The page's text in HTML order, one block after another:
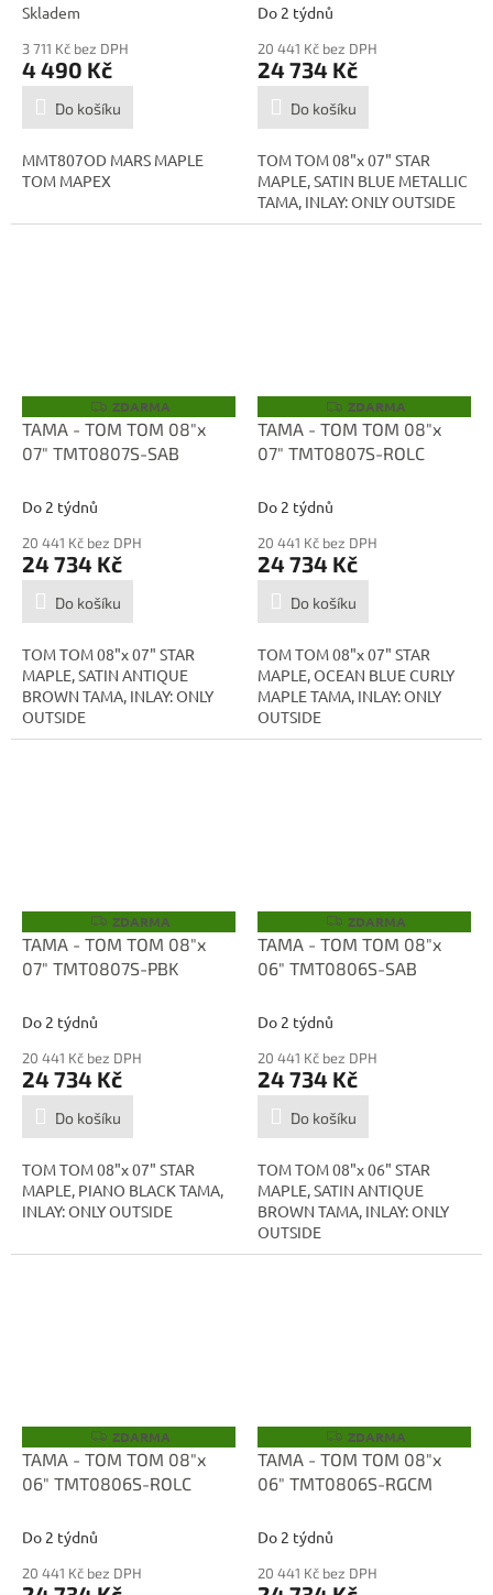
Skladem
3 711 Kč bez DPH
4 490 Kč
Do košíku
MMT807OD MARS MAPLE
TOM MAPEX
Do 2 týdnů
20 441 Kč bez DPH
24 734 Kč
Do košíku
TOM TOM 08"x 07" STAR
MAPLE, SATIN BLUE METALLIC
TAMA, INLAY: ONLY OUTSIDE
Z
D
A
R
ZDARMA
TAMA - TOM TOM 08"x
07" TMT0807S-SAB
Do 2 týdnů
20 441 Kč bez DPH
24 734 Kč
Do košíku
TOM TOM 08"x 07" STAR
MAPLE, SATIN ANTIQUE
BROWN TAMA, INLAY: ONLY
OUTSIDE
Z
D
A
R
ZDARMA
TAMA - TOM TOM 08"x
07" TMT0807S-ROLC
Do 2 týdnů
20 441 Kč bez DPH
24 734 Kč
Do košíku
TOM TOM 08"x 07" STAR
MAPLE, OCEAN BLUE CURLY
MAPLE TAMA, INLAY: ONLY
OUTSIDE
Z
D
A
R
ZDARMA
TAMA - TOM TOM 08"x
07" TMT0807S-PBK
Do 2 týdnů
20 441 Kč bez DPH
24 734 Kč
Do košíku
TOM TOM 08"x 07" STAR
MAPLE, PIANO BLACK TAMA,
INLAY: ONLY OUTSIDE
Z
D
A
R
ZDARMA
TAMA - TOM TOM 08"x
06" TMT0806S-SAB
Do 2 týdnů
20 441 Kč bez DPH
24 734 Kč
Do košíku
TOM TOM 08"x 06" STAR
MAPLE, SATIN ANTIQUE
BROWN TAMA, INLAY: ONLY
OUTSIDE
Z
D
A
R
ZDARMA
TAMA - TOM TOM 08"x
06" TMT0806S-ROLC
Do 2 týdnů
20 441 Kč bez DPH
Z
D
A
R
ZDARMA
TAMA - TOM TOM 08"x
06" TMT0806S-RGCM
Do 2 týdnů
20 441 Kč bez DPH